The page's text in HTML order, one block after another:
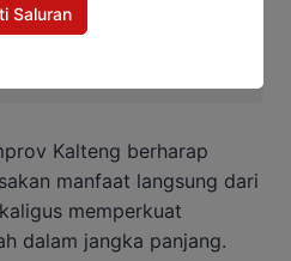
Kades se-Kalteng,
Sabran Tekankan Tiga
Kalteng berharap
manfaat langsung dari
memperkuat
dalam jangka panjang.
Saluran